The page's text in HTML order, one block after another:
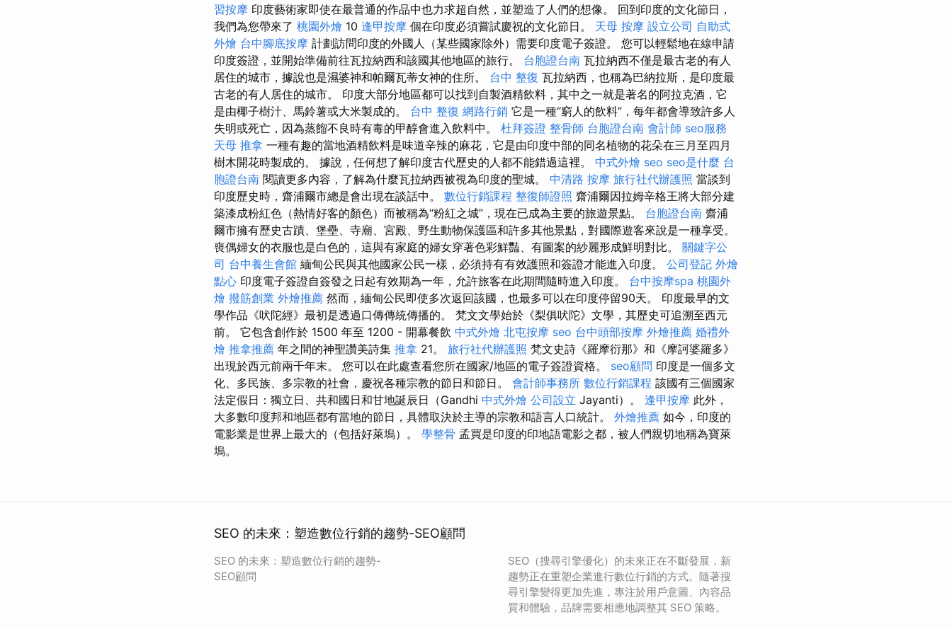
習按摩 印度藝術家即使在最普通的作品中也力求超自然，並塑造了人們的想像。 回到印度的文化節日，
我們為您帶來了 桃園外燴 10 逢甲按摩 個在印度必須嘗試慶祝的文化節日。 天母 按摩 設立公司 自助式
外燴 台中腳底按摩 計劃訪問印度的外國人（某些國家除外）需要印度電子簽證。 您可以輕鬆地在線申請
印度簽證，並開始準備前往瓦拉納西和該國其他地區的旅行。 台胞證台南 瓦拉納西不僅是最古老的有人
居住的城市，據說也是濕婆神和帕爾瓦蒂女神的住所。 台中 整復 瓦拉納西，也稱為巴納拉斯，是印度最
古老的有人居住的城市。 印度大部分地區都可以找到自製酒精飲料，其中之一就是著名的阿拉克酒，它
是由椰子樹汁、馬鈴薯或大米製成的。 台中 整復 網路行銷 它是一種“窮人的飲料”，每年都會導致許多人
失明或死亡，因為蒸餾不良時有毒的甲醇會進入飲料中。 杜拜簽證 整骨師 台胞證台南 會計師 seo服務
天母 推拿 一種有趣的當地酒精飲料是味道辛辣的麻花，它是由印度中部的同名植物的花朵在三月至四月
樹木開花時製成的。 據說，任何想了解印度古代歷史的人都不能錯過這裡。 中式外燴 seo seo是什麼 台
胞證台南 閱讀更多內容，了解為什麼瓦拉納西被視為印度的聖城。 中清路 按摩 旅行社代辦護照 當談到
印度歷史時，齋浦爾市總是會出現在談話中。 數位行銷課程 整復師證照 齋浦爾因拉姆辛格王將大部分建
築漆成粉紅色（熱情好客的顏色）而被稱為“粉紅之城”，現在已成為主要的旅遊景點。 台胞證台南 齋浦
爾市擁有歷史古蹟、堡壘、寺廟、宮殿、野生動物保護區和許多其他景點，對國際遊客來說是一種享受。
喪偶婦女的衣服也是白色的，這與有家庭的婦女穿著色彩鮮豔、有圖案的紗麗形成鮮明對比。 關鍵字公
司 台中養生會館 緬甸公民與其他國家公民一樣，必須持有有效護照和簽證才能進入印度。 公司登記 外燴
點心 印度電子簽證自簽發之日起有效期為一年，允許旅客在此期間隨時進入印度。 台中按摩spa 桃園外
燴 撥筋創業 外燴推薦 然而，緬甸公民即使多次返回該國，也最多可以在印度停留90天。 印度最早的文
學作品《吠陀經》最初是透過口傳傳統傳播的。 梵文文學始於《梨俱吠陀》文學，其歷史可追溯至西元
前。 它包含創作於 1500 年至 1200 - 開幕餐飲 中式外燴 北屯按摩 seo 台中頭部按摩 外燴推薦 婚禮外
燴 推拿推薦 年之間的神聖讚美詩集 推拿 21。 旅行社代辦護照 梵文史詩《羅摩衍那》和《摩訶婆羅多》
出現於西元前兩千年末。 您可以在此處查看您所在國家/地區的電子簽證資格。 seo顧問 印度是一個多文
化、多民族、多宗教的社會，慶祝各種宗教的節日和節日。 會計師事務所 數位行銷課程 該國有三個國家
法定假日：獨立日、共和國日和甘地誕辰日（Gandhi 中式外燴 公司設立 Jayanti）。 逢甲按摩 此外，
大多數印度邦和地區都有當地的節日，具體取決於主導的宗教和語言人口統計。 外燴推薦 如今，印度的
電影業是世界上最大的（包括好萊塢）。 學整骨 孟買是印度的印地語電影之都，被人們親切地稱為寶萊
塢。
SEO 的未來：塑造數位行銷的趨勢-SEO顧問
SEO 的未來：塑造數位行銷的趨勢-
SEO顧問
SEO（搜尋引擎優化）的未來正在不斷發展，新
趨勢正在重塑企業進行數位行銷的方式。隨著搜
尋引擎變得更加先進，專注於用戶意圖、內容品
質和體驗，品牌需要相應地調整其 SEO 策略。